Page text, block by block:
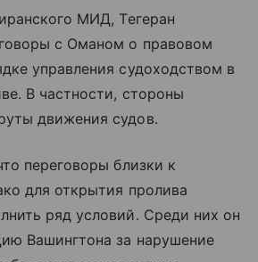
МИД, Тегеран
с Оманом о правовом
управления судоходством в
В частности, стороны
движения судов.
переговоры близки к
для открытия пролива
ряд условий. Среди них он
Вашингтона за нарушение